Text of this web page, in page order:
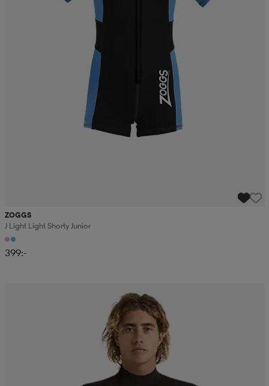
ZOGGS
J Light Light Shorty Junior
399:-